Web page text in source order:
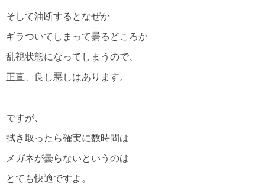
そして油断するとなぜか
ギラついてしまって曇るどころか
乱視状態になってしまうので、
正直、良し悪しはあります。
ですが、
拭き取ったら確実に数時間は
メガネが曇らないというのは
とても快適ですよ。